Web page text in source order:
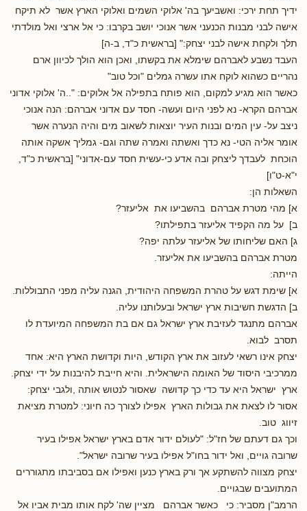
ידיך תחת ירכי: ואשביעך בה' אלוקי השמים ואלוקי הארץ אשר לא תיקח
אישה לבני מבנות הכנעני אשר אנוכי יושב בקרבו: כי אל ארצי ואל מולדתי
תלך ולקחת אישה לבני יצחק:" [בראשית כ"ד, ב-ה]
העבד נשבע לאברהם שימלא את בקשתו, ואכן הוא הולך לכיוון ארם
נהריים כשהוא לוקח אתו עשרה גמלים "וכל טוב"
כאשר הוא מגיע למקום, הוא פותח בתפילה אל אלוקים: "..ה' אלוקי אדוני
אברהם הקרא- נא לפני היום ועשה- חסד עם אדוני אברהם: הנה אנוכי
ניצב על- עין המים ובנות העיר יוצאות לשאוב מים והיה הנערה אשר
אומר אליה הטי- נא כדך ואשתה ואמרה שתה וגם- גמליך אשקה אותה
הוכחת לעבדך ליצחק ובה אדע כי-עשית חסד עם-אדוני" [בראשית כ"ד,
י"א-ט"ו]
השאלות הן:
א] מהי מטרת אברהם בהשביעו את אליעזר?
ב] על מה הקפיד אליעזר בתפילתו?
ג] האם שליחותו של אליעזר עלתה יפה?
מטרת אברהם בהשביעו את אליעזר.
הייתה:
א] שימת דגש על טהרת המשפחה היהודית, הגנה עליה מפני התבוללות.
ב] הדגשת חשיבות ארץ ישראל ובעלותנו עליה.
אברהם מתנגד לעזיבת ארץ ישראל גם אם בת המשפחה המיועדת לו
תסרב לבוא.
יצחק אינו רשאי לעזוב את ארץ הקודש, היות וקדושת הארץ היא: אחד
ממרכיבי היסוד של האומה הישראלית. והיא חייבת להיבנות על ידי יצחק.
ארץ ישראל היא עד כדי כך קדושה שאסור לנטוש אותה ,ולגבי יצחק:
אסור לו לצאת את גבולות הארץ אפילו לצורך כה חיוני: למטרת מציאת
זיווג טוב.
וכך גם דעתם של חז"ל: "לעולם ידור אדם בארץ ישראל אפילו בעיר
שרובה גויים, ואל ידור בחו"ל אפילו בעיר שרובה ישראל".
יצחק מצווה להשתקע אך ורק בארץ כנען ואפילו אם בסביבתו מתגוררים
המתועבים שבגויים.
הרמב"ן מסביר: כי כאשר אברהם מציין שה' לקח אותו מבית אביו אל